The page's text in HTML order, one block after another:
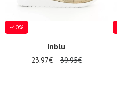
-40%
Inblu
23.97€ 39.95€